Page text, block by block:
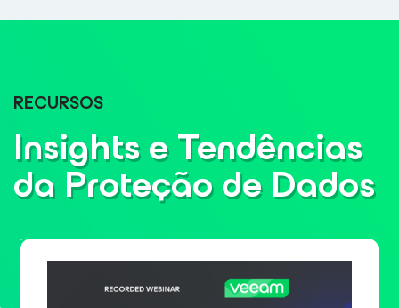
RECURSOS
Insights e Tendências
da Proteção de Dados